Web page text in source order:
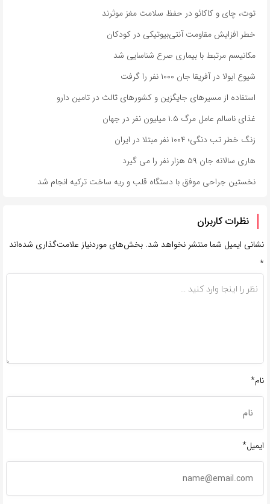
توت، چای و کاکائو در حفظ سلامت مغز موثرند
خطر افزایش مقاومت آنتی‌بیوتیکی در کودکان
مکانیسم مرتبط با بیماری صرع شناسایی شد
شیوع ابولا در آفریقا جان ۱۰۰۰ نفر را گرفت
استفاده از مسیرهای جایگزین و کشورهای ثالث در تامین دارو
غذای ناسالم عامل مرگ ۱.۵ میلیون نفر در جهان
زنگ خطر تب دنگی؛ ۱۰۰۴ نفر مبتلا در ایران
هاری سالانه جان ۵۹ هزار نفر را می گیرد
نخستین جراحی موفق با دستگاه قلب و ریه ساخت ترکیه انجام شد
نظرات کاربران
نشانی ایمیل شما منتشر نخواهد شد. بخش‌های موردنیاز علامت‌گذاری شده‌اند
*
نام*
ایمیل*